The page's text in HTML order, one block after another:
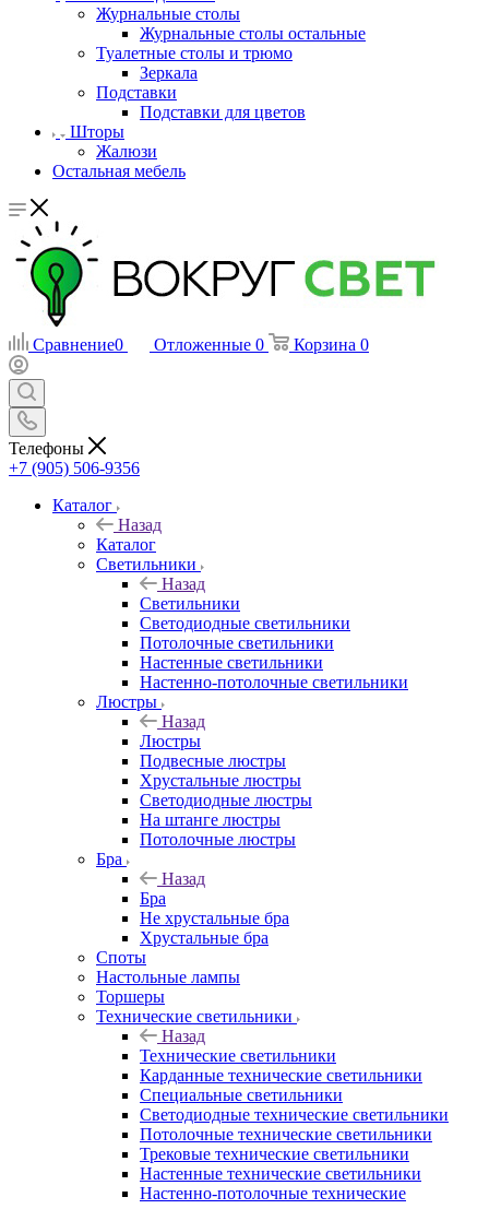
Журнальные столы
Журнальные столы остальные
Туалетные столы и трюмо
Зеркала
Подставки
Подставки для цветов
Шторы
Жалюзи
Остальная мебель
Сравнение0 Отложенные 0 Корзина 0
Телефоны
+7 (905) 506-9356
Каталог
Назад
Каталог
Светильники
Назад
Светильники
Светодиодные светильники
Потолочные светильники
Настенные светильники
Настенно-потолочные светильники
Люстры
Назад
Люстры
Подвесные люстры
Хрустальные люстры
Светодиодные люстры
На штанге люстры
Потолочные люстры
Бра
Назад
Бра
Не хрустальные бра
Хрустальные бра
Споты
Настольные лампы
Торшеры
Технические светильники
Назад
Технические светильники
Карданные технические светильники
Специальные светильники
Светодиодные технические светильники
Потолочные технические светильники
Трековые технические светильники
Настенные технические светильники
Настенно-потолочные технические